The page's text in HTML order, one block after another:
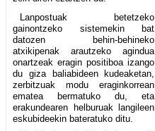
Lanpostuak betetzeko
gainontzeko sistemekin bat
datozen behin-behineko
atxikipenak arautzeko agindua
onartzeak eragin positiboa izango
du giza baliabideen kudeaketan,
zerbitzuak modu eraginkorrean
ematea bermatuko du, eta
erakundearen helburuak langileen
eskubideekin bateratuko ditu.